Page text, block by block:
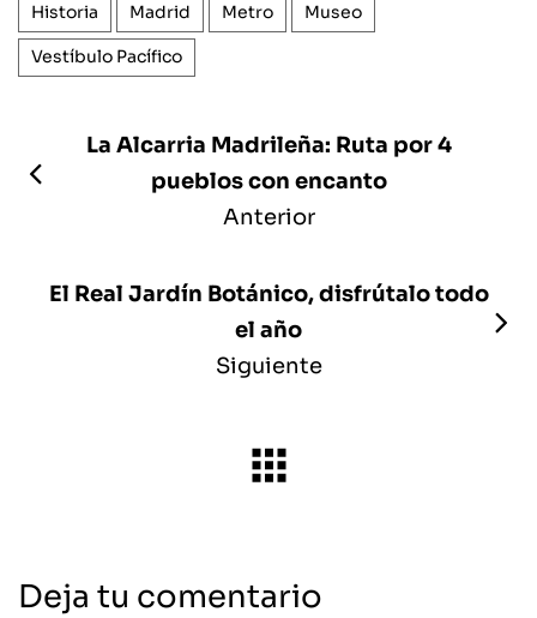
Historia Madrid Metro Museo
Vestíbulo Pacífico
La Alcarria Madrileña: Ruta por 4
pueblos con encanto
Anterior
El Real Jardín Botánico, disfrútalo todo
el año
Siguiente
Deja tu comentario